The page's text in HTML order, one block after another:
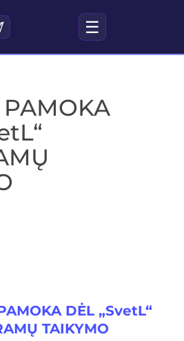
☰
PAMOKA
DĖL „SvetL“
TAIKYMO